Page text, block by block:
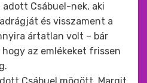
Csábuel-nek, aki
és visszament a
ártatlan volt – bár
az emlékeket frissen